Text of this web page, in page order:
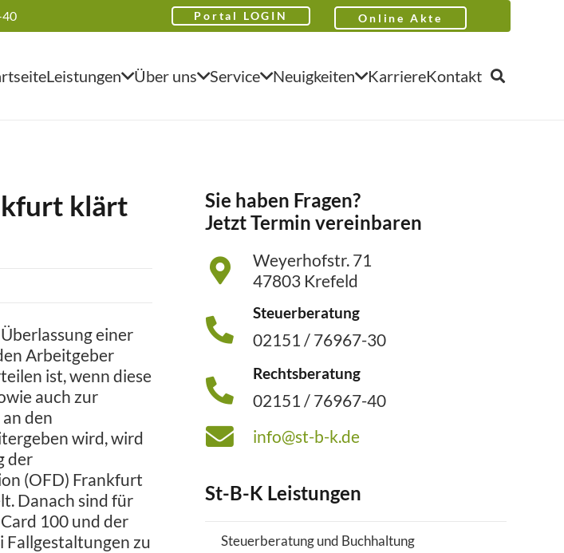
40 Portal LOGIN Online Akte
Leistungen Über uns Service Neuigkeiten KarriereKontakt
klärt
einer
Arbeitgeber
ist, wenn diese
auch zur
den
wird, wird
der
(OFD) Frankfurt
Danach sind für
100 und der
Fallgestaltungen zu
Sie haben Fragen?
Jetzt Termin vereinbaren
Weyerhofstr. 71
47803 Krefeld
Steuerberatung
02151 / 76967-30
Rechtsberatung
02151 / 76967-40
info@st-b-k.de
St-B-K Leistungen
Steuerberatung und Buchhaltung